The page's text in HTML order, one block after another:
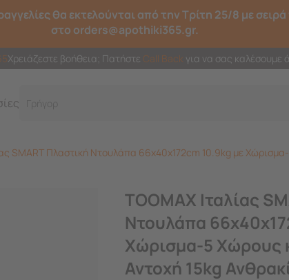
θα εκτελούνται από την Τρίτη 25/8 με
στο orders@apothiki365.gr.
Χρειάζεστε βοήθεια; Πατήστε Call Back για να σας καλέσουμε
SMART Πλαστική Ντουλάπα 66x40x172cm 10.9kg με
TOOMAX Ιταλίας
Ντουλάπα
Χώρισμα-5 Χώρους
Αντοχή 15kg